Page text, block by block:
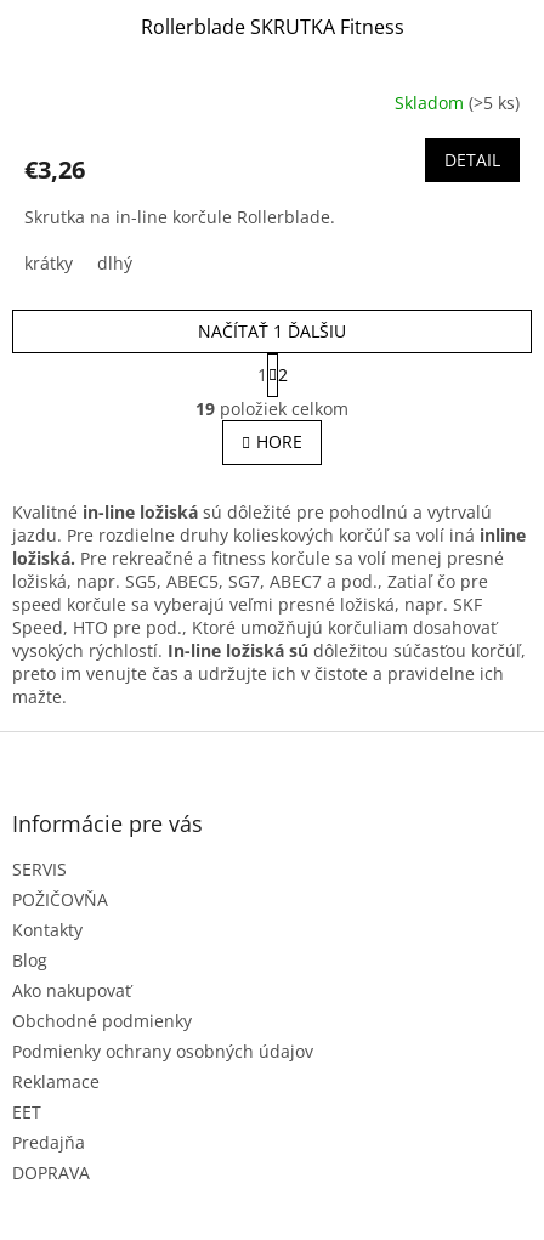
Rollerblade SKRUTKA Fitness
je
z
hviezdičiek.
Skladom(>5 ks)
€3,26 DETAIL
Skrutka na in-line korčule Rollerblade.
krátky
dlhý
O
v
l
á
a
c
i
e
p
r
v
k
ý
NAČÍTAŤ 1 ĎALŠIU
S
t
r
á
n
k
v
a
n
i
e
1
2
19 položiek celkom
HORE
Kvalitné in-line ložiská sú dôležité pre pohodlnú a vytrvalú
jazdu. Pre rozdielne druhy kolieskových korčúľ sa volí iná inline
ložiská. Pre rekreačné a fitness korčule sa volí menej presné
ložiská, napr. SG5, ABEC5, SG7, ABEC7 a pod., Zatiaľ čo pre
speed korčule sa vyberajú veľmi presné ložiská, napr. SKF
Speed, HTO pre pod., Ktoré umožňujú korčuliam dosahovať
vysokých rýchlostí. In-line ložiská sú dôležitou súčasťou korčúľ,
preto im venujte čas a udržujte ich v čistote a pravidelne ich
mažte.
Z
Informácie pre vás
SERVIS
POŽIČOVŇA
Kontakty
Blog
Ako nakupovať
Obchodné podmienky
Podmienky ochrany osobných údajov
Reklamace
EET
Predajňa
DOPRAVA